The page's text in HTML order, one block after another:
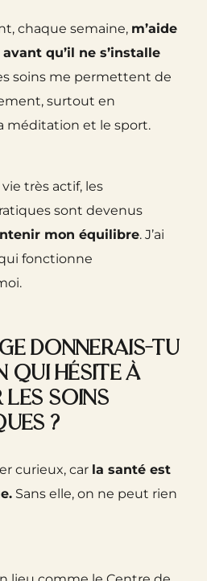
chaque semaine, m’aide
qu’il ne s’installe
soins me permettent de
surtout en
méditation et le sport.
très actif, les
sont devenus
mon équilibre. J’ai
fonctionne
donnerais-tu
qui hésite à
les soins
?
curieux, car la santé est
Sans elle, on ne peut rien